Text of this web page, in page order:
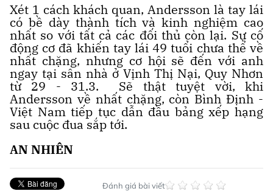
Xét 1 cách khách quan, Andersson là tay lái
có bề dày thành tích và kinh nghiệm cao
nhất so với tất cả các đối thủ còn lại. Sự cố
động cơ đã khiến tay lái 49 tuổi chưa thể về
nhất chặng, nhưng cơ hội sẽ đến với anh
ngay tại sân nhà ở Vịnh Thị Nại, Quy Nhơn
từ 29 - 31.3. Sẽ thật tuyệt vời, khi
Andersson về nhất chặng, còn Bình Định -
Việt Nam tiếp tục dẫn đầu bảng xếp hạng
sau cuộc đua sắp tới.
AN NHIÊN
Đánh giá bài viết